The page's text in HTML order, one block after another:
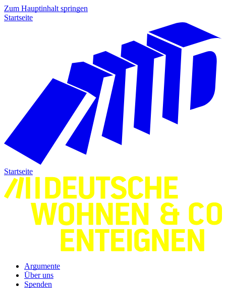
Zum Hauptinhalt springen
Startseite
Startseite
Argumente
Über uns
Spenden